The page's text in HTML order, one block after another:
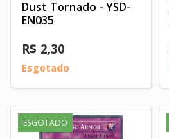
Dust Tornado - YSD-
EN035
R$ 2,30
Esgotado
ESGOTADO